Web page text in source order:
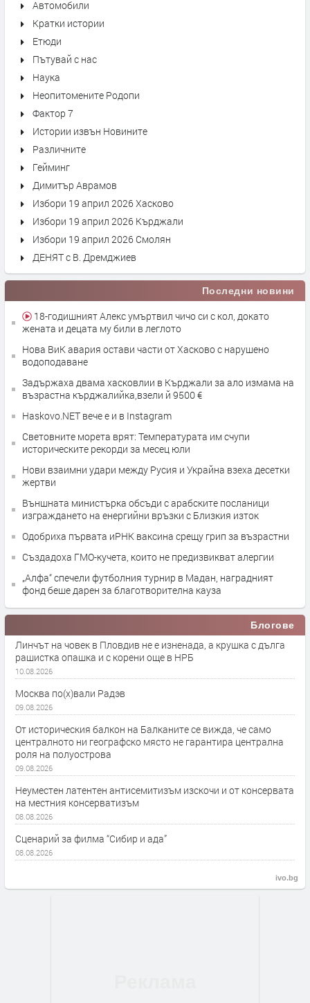
Автомобили
Кратки истории
Етюди
Пътувай с нас
Наука
Неопитомените Родопи
Фактор 7
Истории извън Новините
Различните
Гейминг
Димитър Аврамов
Избори 19 април 2026 Хасково
Избори 19 април 2026 Кърджали
Избори 19 април 2026 Смолян
ДЕНЯТ с В. Дремджиев
Последни новини
жената и децата му били в леглото
Нова ВиК авария остави части от Хасково с нарушено
водоподаване
Задържаха двама хасковлии в Кърджали за ало измама на
възрастна кърджалийка,взели й 9500 €
Haskovo.NET вече е и в Instagram
Световните морета врят: Температурата им счупи
историческите рекорди за месец юли
Нови взаимни удари между Русия и Украйна взеха десетки
жертви
Външната министърка обсъди с арабските посланици
изграждането на енергийни връзки с Близкия изток
Одобриха първата иРНК ваксина срещу грип за възрастни
Създадоха ГМО-кучета, които не предизвикват алергии
„Алфа“ спечели футболния турнир в Мадан, наградният
фонд беше дарен за благотворителна кауза
Блогове
Линчът на човек в Пловдив не е изненада, а крушка с дълга
рашистка опашка и с корени още в НРБ
10.08.2026
Москва по(х)вали Радэв
09.08.2026
От историческия балкон на Балканите се вижда, че само
централното ни географско място не гарантира централна
роля на полуострова
09.08.2026
Неуместен латентен антисемитизъм изскочи и от консервата
на местния консерватизъм
08.08.2026
Сценарий за филма “Сибир и ада”
08.08.2026
ivo.bg